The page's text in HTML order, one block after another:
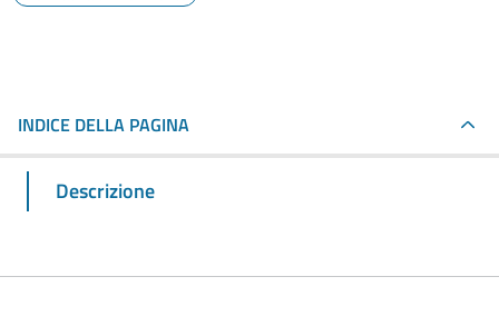
INDICE DELLA PAGINA
Descrizione